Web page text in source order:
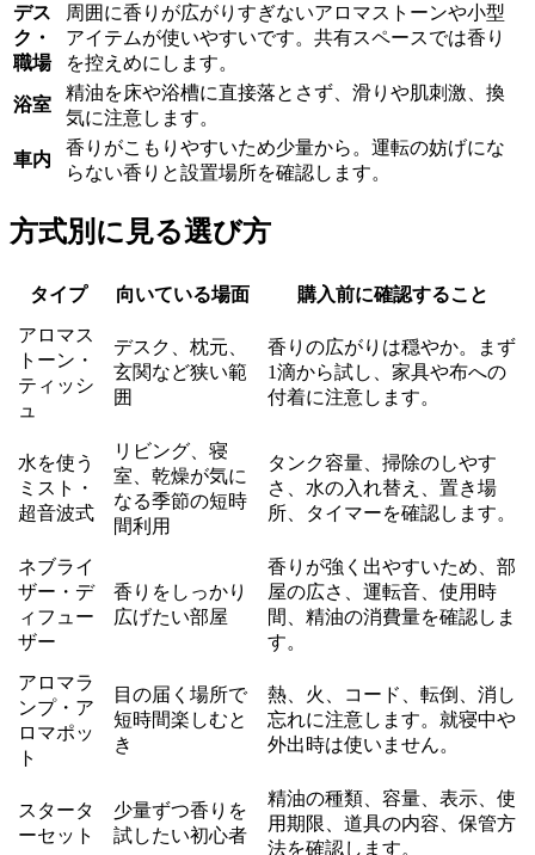
デス
ク・
職場
周囲に香りが広がりすぎないアロマストーンや小型
アイテムが使いやすいです。共有スペースでは香り
を控えめにします。
浴室
精油を床や浴槽に直接落とさず、滑りや肌刺激、換
気に注意します。
車内
香りがこもりやすいため少量から。運転の妨げにな
らない香りと設置場所を確認します。
方式別に見る選び方
タイプ 向いている場面
購入前に確認すること
アロマス
トーン・
ティッシ
ュ
デスク、枕元、
玄関など狭い範
囲
香りの広がりは穏やか。まず
1滴から試し、家具や布への
付着に注意します。
水を使う
ミスト・
超音波式
リビング、寝
室、乾燥が気に
なる季節の短時
間利用
タンク容量、掃除のしやす
さ、水の入れ替え、置き場
所、タイマーを確認します。
ネブライ
ザー・デ
ィフュー
ザー
香りをしっかり
広げたい部屋
香りが強く出やすいため、部
屋の広さ、運転音、使用時
間、精油の消費量を確認しま
す。
アロマラ
ンプ・ア
ロマポッ
ト
目の届く場所で
短時間楽しむと
き
熱、火、コード、転倒、消し
忘れに注意します。就寝中や
外出時は使いません。
スタータ
ーセット
少量ずつ香りを
試したい初心者
精油の種類、容量、表示、使
用期限、道具の内容、保管方
法を確認します。